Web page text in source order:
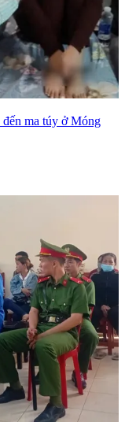
ma túy ở Móng